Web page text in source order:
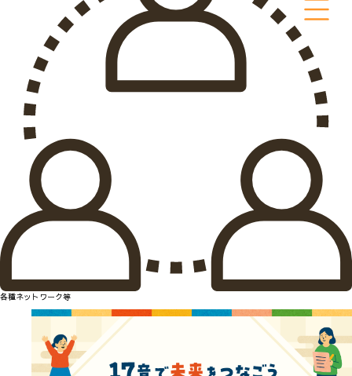
各種ネットワーク等